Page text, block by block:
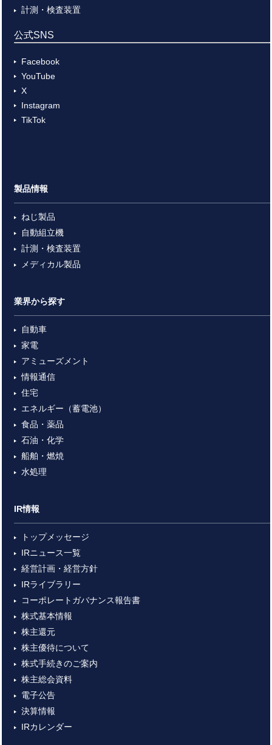
計測・検査装置
公式SNS
Facebook
YouTube
X
Instagram
TikTok
製品情報
ねじ製品
自動組立機
計測・検査装置
メディカル製品
業界から探す
自動車
家電
アミューズメント
情報通信
住宅
エネルギー（蓄電池）
食品・薬品
石油・化学
船舶・燃焼
水処理
IR情報
トップメッセージ
IRニュース一覧
経営計画・経営方針
IRライブラリー
コーポレートガバナンス報告書
株式基本情報
株主還元
株主優待について
株式手続きのご案内
株主総会資料
電子公告
決算情報
IRカレンダー